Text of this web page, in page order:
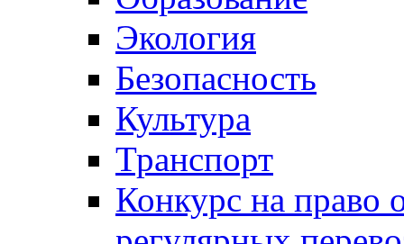
Экология
Безопасность
Культура
Транспорт
Конкурс на право